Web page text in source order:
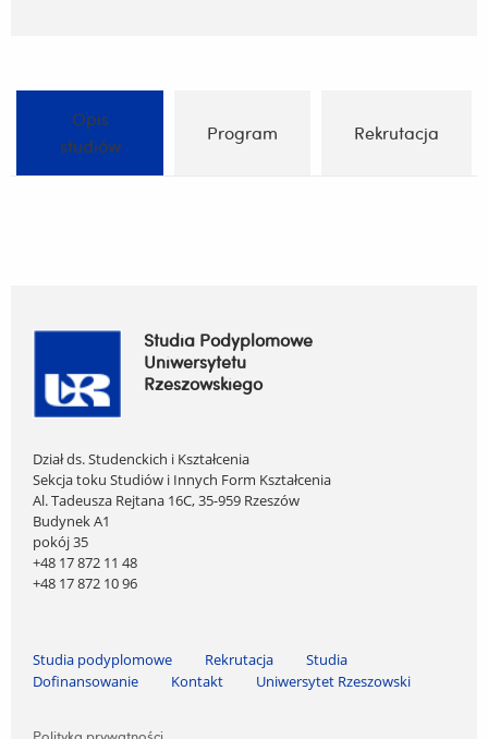
Opis
studiów
Program Rekrutacja
Studia Podyplomowe
Uniwersytetu
Rzeszowskiego
Dział ds. Studenckich i Kształcenia
Sekcja toku Studiów i Innych Form Kształcenia
Al. Tadeusza Rejtana 16C, 35-959 Rzeszów
Budynek A1
pokój 35
+48 17 872 11 48
+48 17 872 10 96
Pomiń nawigację i przejdź do treści
Studia podyplomowe Rekrutacja
Studia
Dofinansowanie
Kontakt Uniwersytet Rzeszowski
Pomiń nawigację i przejdź do treści